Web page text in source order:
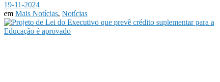
19-11-2024
em Mais Notícias, Notícias